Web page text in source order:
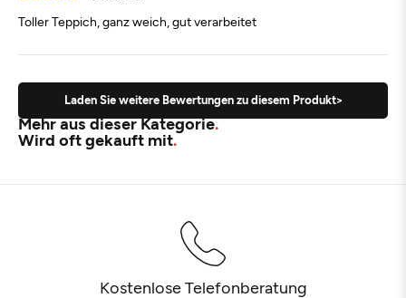
Toller Teppich, ganz weich, gut verarbeitet
Laden Sie weitere Bewertungen zu diesem Produkt>
Mehr aus dieser Kategorie
Wird oft gekauft mit
Kostenlose Telefonberatung